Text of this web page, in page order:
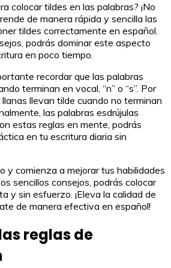
colocar tildes en las palabras? ¡No
de manera rápida y sencilla las
tildes correctamente en español.
podrás dominar este aspecto
en poco tiempo.
recordar que las palabras
terminan en vocal, “n” o “s”. Por
llevan tilde cuando no terminan
las palabras esdrújulas
estas reglas en mente, podrás
en tu escritura diaria sin
y comienza a mejorar tus habilidades
sencillos consejos, podrás colocar
y sin esfuerzo. ¡Eleva la calidad de
de manera efectiva en español!
reglas de